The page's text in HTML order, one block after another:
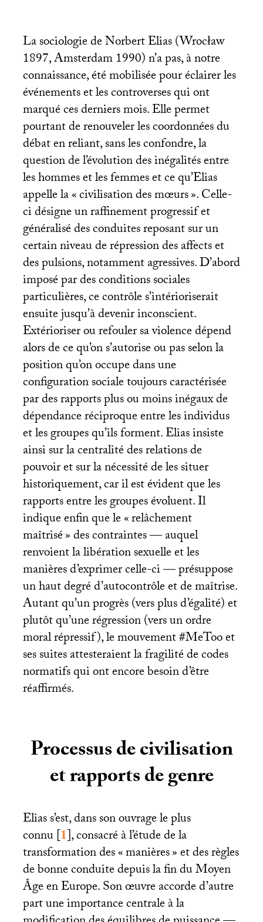
La sociologie de Norbert Elias (Wrocław
1897, Amsterdam 1990) n’a pas, à notre
connaissance, été mobilisée pour éclairer les
événements et les controverses qui ont
marqué ces derniers mois. Elle permet
pourtant de renouveler les coordonnées du
débat en reliant, sans les confondre, la
question de l’évolution des inégalités entre
les hommes et les femmes et ce qu’Elias
appelle la «civilisation des mœurs». Celle-
ci désigne un raffinement progressif et
généralisé des conduites reposant sur un
certain niveau de répression des affects et
des pulsions, notamment agressives. D’abord
imposé par des conditions sociales
particulières, ce contrôle s’intérioriserait
ensuite jusqu’à devenir inconscient.
Extérioriser ou refouler sa violence dépend
alors de ce qu’on s’autorise ou pas selon la
position qu’on occupe dans une
configuration sociale toujours caractérisée
par des rapports plus ou moins inégaux de
dépendance réciproque entre les individus
et les groupes qu’ils forment. Elias insiste
ainsi sur la centralité des relations de
pouvoir et sur la nécessité de les situer
historiquement, car il est évident que les
rapports entre les groupes évoluent. Il
indique enfin que le «relâchement
maîtrisé» des contraintes — auquel
renvoient la libération sexuelle et les
manières d’exprimer celle-ci — présuppose
un haut degré d’autocontrôle et de maîtrise.
Autant qu’un progrès (vers plus d’égalité) et
plutôt qu’une régression (vers un ordre
moral répressif), le mouvement #MeToo et
ses suites attesteraient la fragilité de codes
normatifs qui ont encore besoin d’être
réaffirmés.
Processus de civilisation
et rapports de genre
Elias s’est, dans son ouvrage le plus
connu[1], consacré à l’étude de la
transformation des «manières» et des règles
de bonne conduite depuis la fin du Moyen
Âge en Europe. Son œuvre accorde d’autre
part une importance centrale à la